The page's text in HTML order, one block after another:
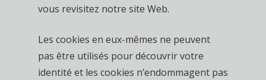
vous revisitez notre site Web.
Les cookies en eux-mêmes ne peuvent
pas être utilisés pour découvrir votre
identité et les cookies n’endommagent pas